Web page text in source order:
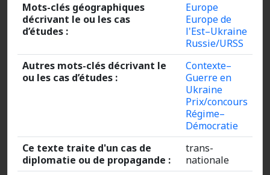
Mots-clés géographiques
décrivant le ou les cas
d’études :
Europe
Europe de
l'Est–Ukraine
Russie/URSS
Autres mots-clés décrivant le
ou les cas d’études :
Contexte–
Guerre en
Ukraine
Prix/concours
Régime–
Démocratie
Ce texte traite d'un cas de
diplomatie ou de propagande :
trans-
nationale